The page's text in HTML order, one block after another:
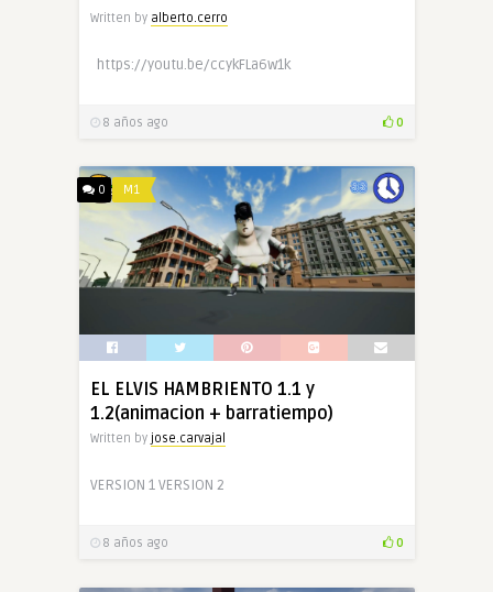
Written by alberto.cerro
https://youtu.be/ccykFLa6w1k
8 años ago 0
0 M1
EL ELVIS HAMBRIENTO 1.1 y
1.2(animacion + barratiempo)
Written by jose.carvajal
VERSION 1 VERSION 2
8 años ago 0